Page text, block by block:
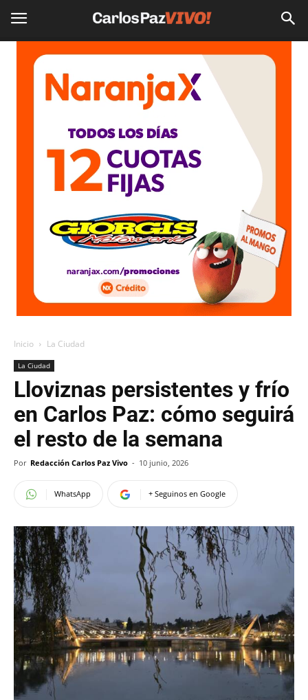
Inicio La Ciudad
La Ciudad
Lloviznas persistentes y frío
en Carlos Paz: cómo seguirá
el resto de la semana
Por Redacción Carlos Paz Vivo - 10 junio, 2026
WhatsApp + Seguinos en Google